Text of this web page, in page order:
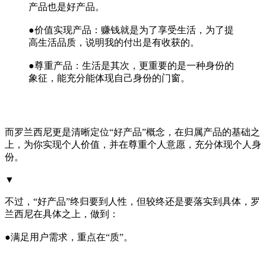
产品也是好产品。
●价值实现产品：赚钱就是为了享受生活，为了提
高生活品质，说明我的付出是有收获的。
●尊重产品：生活是其次，更重要的是一种身份的
象征，能充分能体现自己身份的门窗。
而罗兰西尼更是清晰定位“好产品”概念，在归属产品的基础之
上，为你实现个人价值，并在尊重个人意愿，充分体现个人身
份。
▼
不过，“好产品”终归要到人性，但较终还是要落实到具体，罗
兰西尼在具体之上，做到：
●满足用户需求，重点在“质”。